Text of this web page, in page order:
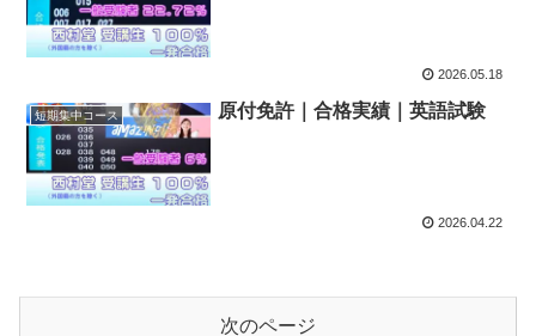
2026.05.18
短期集中コース 原付免許｜合格実績｜英語試験
2026.04.22
次のページ